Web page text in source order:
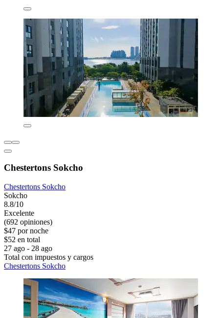
Chestertons Sokcho
Chestertons Sokcho
Sokcho
8.8/10
Excelente
(692 opiniones)
$47 por noche
$52 en total
27 ago - 28 ago
Total con impuestos y cargos
Chestertons Sokcho